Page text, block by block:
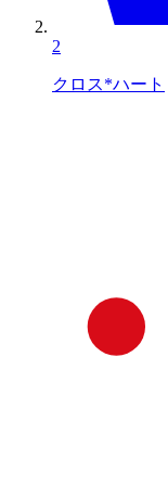
2
クロス*ハート